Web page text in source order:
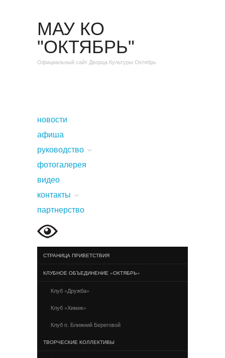
МАУ КО
"ОКТЯБРЬ"
Официальный сайт Дворца Культуры Октябрь
новости
афиша
руководство
фотогалерея
видео
контакты
партнерство
СТРАНИЦА ПРИВЕТСТВИЯ
КЛУБНОЕ ОБЪЕДИНЕНИЕ «ОКТЯБРЬ»
Клуб «Дружба»
Клуб «Химик»
Клуб п. Ближний Береговой
ТВОРЧЕСКИЕ КОЛЛЕКТИВЫ